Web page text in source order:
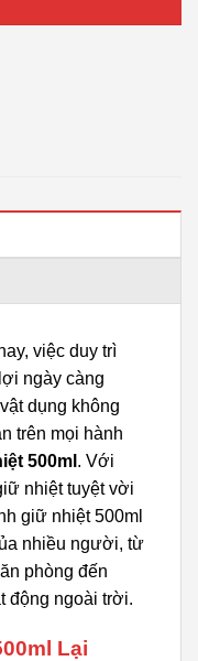
việc duy trì
ngày càng
dụng không
trên mọi hành
500ml . Với
nhiệt tuyệt vời
giữ nhiệt 500ml
nhiều người, từ
phòng đến
động ngoài trời.
Lại